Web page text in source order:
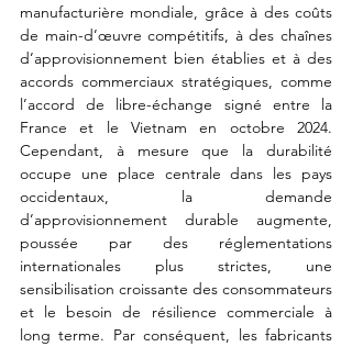
manufacturière mondiale, grâce à des coûts
de main-d’œuvre compétitifs, à des chaînes
d’approvisionnement bien établies et à des
accords commerciaux stratégiques, comme
l’accord de libre-échange signé entre la
France et le Vietnam en octobre 2024.
Cependant, à mesure que la durabilité
occupe une place centrale dans les pays
occidentaux, la demande
d’approvisionnement durable augmente,
poussée par des réglementations
internationales plus strictes, une
sensibilisation croissante des consommateurs
et le besoin de résilience commerciale à
long terme. Par conséquent, les fabricants